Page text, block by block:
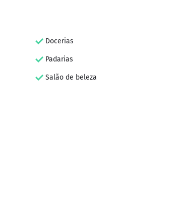
Docerias
Padarias
Salão de beleza